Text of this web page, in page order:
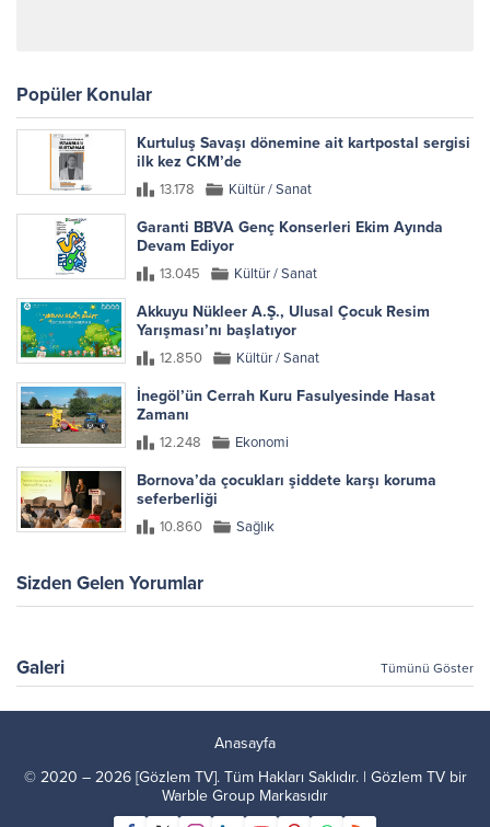
Popüler Konular
Kurtuluş Savaşı dönemine ait kartpostal sergisi
ilk kez CKM’de
13.178 Kültür / Sanat
Garanti BBVA Genç Konserleri Ekim Ayında
Devam Ediyor
13.045 Kültür / Sanat
Akkuyu Nükleer A.Ş., Ulusal Çocuk Resim
Yarışması’nı başlatıyor
12.850 Kültür / Sanat
İnegöl’ün Cerrah Kuru Fasulyesinde Hasat
Zamanı
12.248 Ekonomi
Bornova’da çocukları şiddete karşı koruma
seferberliği
10.860 Sağlık
Sizden Gelen Yorumlar
Galeri Tümünü Göster
Anasayfa
© 2020 – 2026 [Gözlem TV]. Tüm Hakları Saklıdır. | Gözlem TV bir
Warble Group Markasıdır